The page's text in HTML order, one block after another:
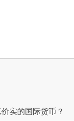
实的国际货币？